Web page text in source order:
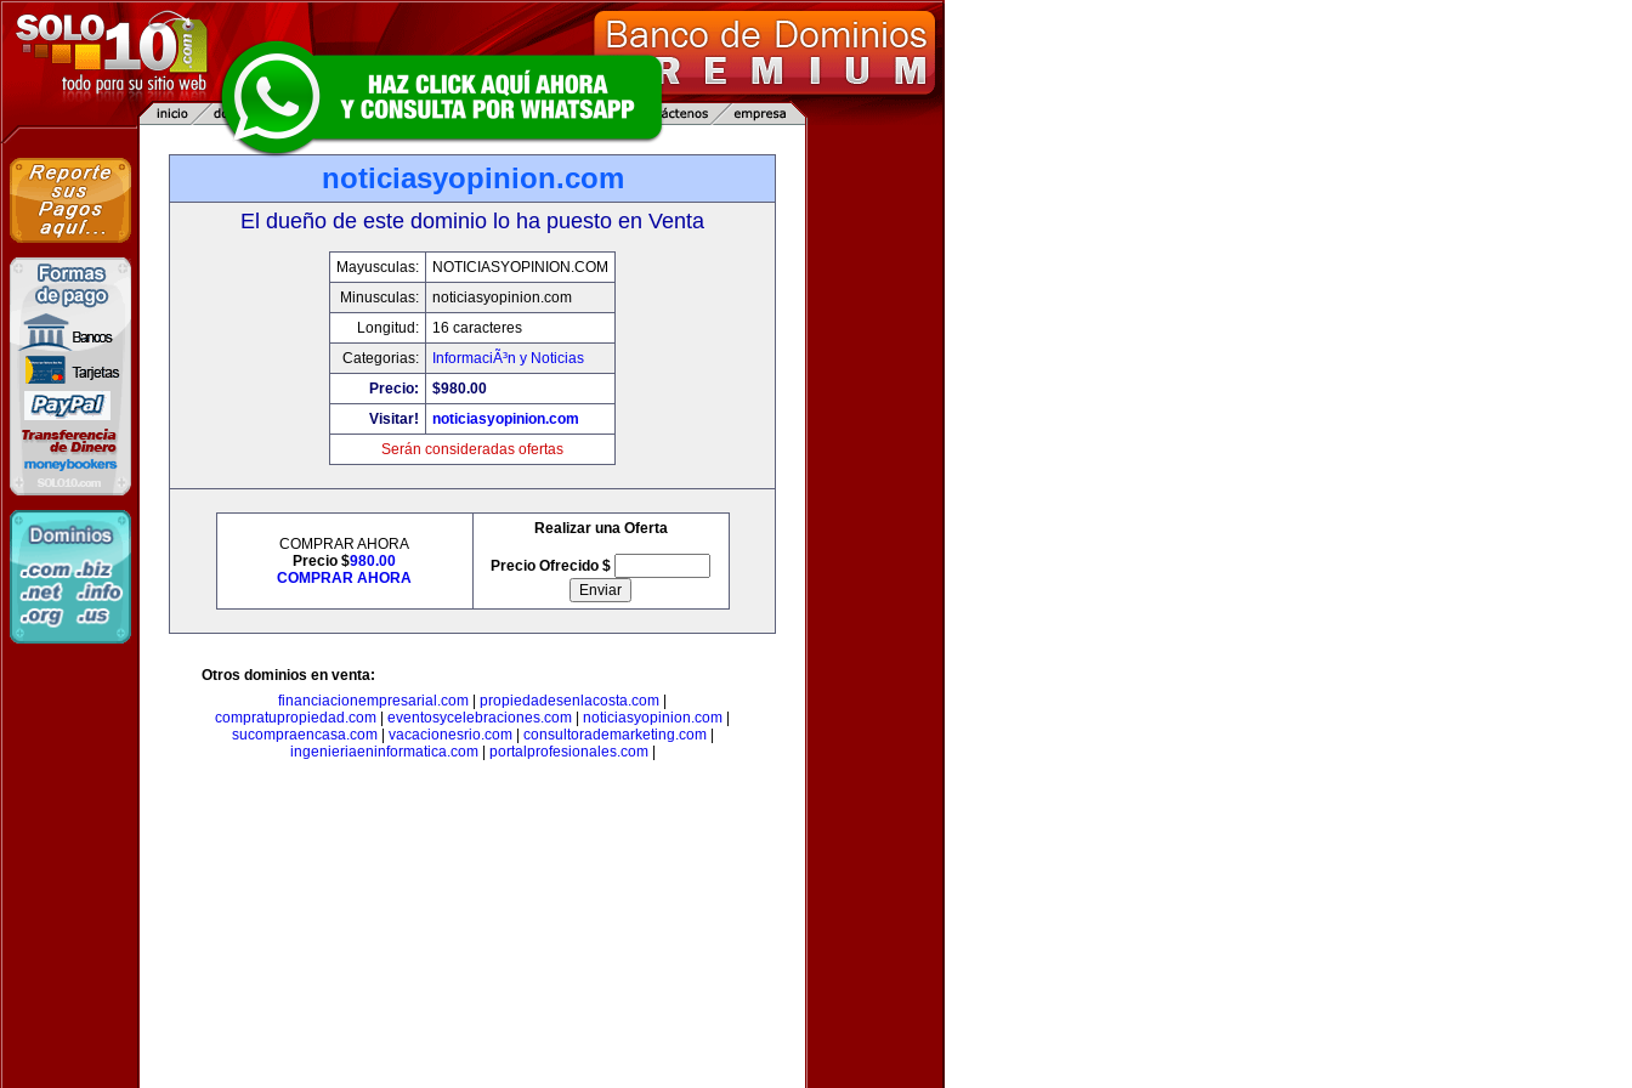
noticiasyopinion.com
El dueño de este dominio lo ha puesto en Venta
Mayusculas:
NOTICIASYOPINION.COM
Minusculas:
noticiasyopinion.com
Longitud:
16 caracteres
Categorias:
InformaciÃ³n y Noticias
Precio:
$980.00
Visitar!
noticiasyopinion.com
Serán consideradas ofertas
COMPRAR AHORA
Precio $980.00
COMPRAR AHORA
Realizar una Oferta
Precio Ofrecido $
Otros dominios en venta:
financiacionempresarial.com
propiedadesenlacosta.com
compratupropiedad.com
eventosycelebraciones.com noticiasyopinion.com
sucompraencasa.com| vacacionesrio.com| consultorademarketing.com|
ingenieriaeninformatica.com| portalprofesionales.com|